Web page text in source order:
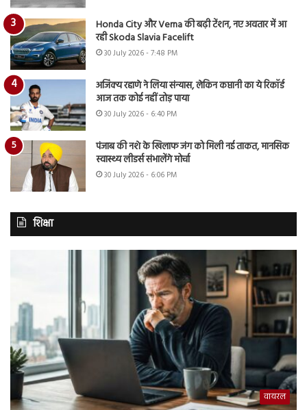
Honda City और Verna की बढ़ी टेंशन, नए अवतार में आ
रही Skoda Slavia Facelift
30 July 2026 - 7:48 PM
अजिंक्य रहाणे ने लिया संन्यास, लेकिन कप्तानी का ये रिकॉर्ड
आज तक कोई नहीं तोड़ पाया
30 July 2026 - 6:40 PM
पंजाब की नशे के खिलाफ जंग को मिली नई ताकत, मानसिक
स्वास्थ्य लीडर्स संभालेंगे मोर्चा
30 July 2026 - 6:06 PM
शिक्षा
वायरल